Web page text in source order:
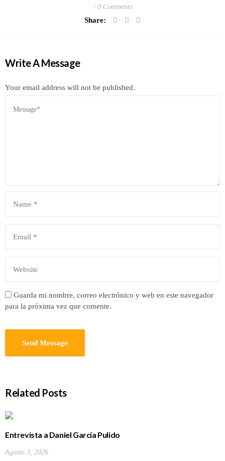
0 Comments
Share:
Write A Message
Your email address will not be published.
Guarda mi nombre, correo electrónico y web en este navegador
para la próxima vez que comente.
Related Posts
Entrevista a Daniel García Pulido
Agosto 3, 2026